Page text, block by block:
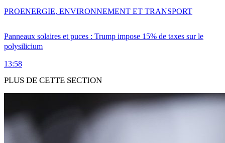
Panneaux solaires et puces : Trump impose 15% de taxes sur le
polysilicium
13:58
PROENERGIE, ENVIRONNEMENT ET TRANSPORT
PLUS DE CETTE SECTION